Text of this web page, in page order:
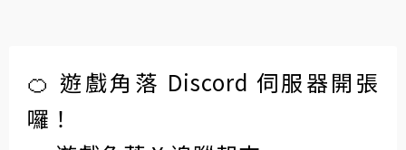
🍊 遊戲角落 Discord 伺服器開張
囉！